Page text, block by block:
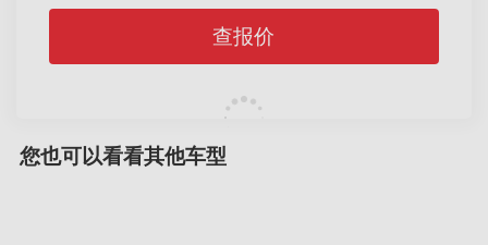
查报价
您也可以看看其他车型